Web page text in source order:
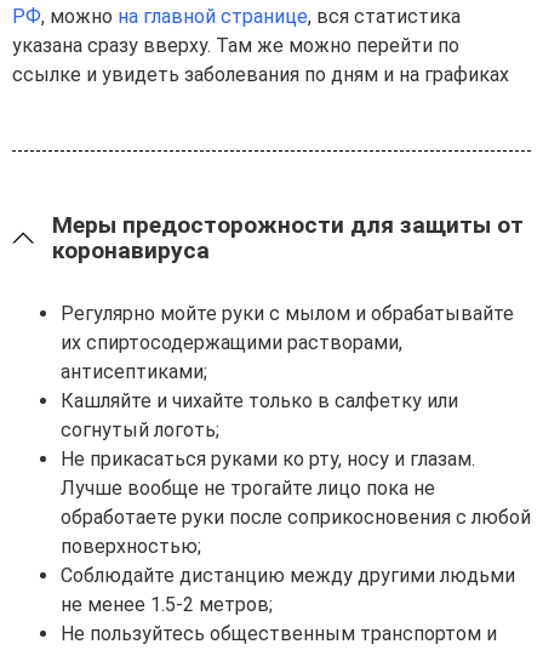
РФ, можно на главной странице, вся статистика
указана сразу вверху. Там же можно перейти по
ссылке и увидеть заболевания по дням и на графиках
Меры предосторожности для защиты от
коронавируса
Регулярно мойте руки с мылом и обрабатывайте
их спиртосодержащими растворами,
антисептиками;
Кашляйте и чихайте только в салфетку или
согнутый логоть;
Не прикасаться руками ко рту, носу и глазам.
Лучше вообще не трогайте лицо пока не
обработаете руки после соприкосновения с любой
поверхностью;
Соблюдайте дистанцию между другими людьми
не менее 1.5-2 метров;
Не пользуйтесь общественным транспортом и